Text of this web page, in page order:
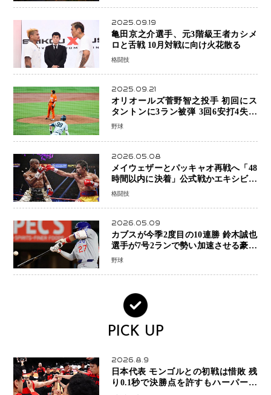
2025.09.19
亀田京之介選手、元3階級王者カシメ
格闘技
2025.09.21
オリオールズ菅野智之投手 初回にス
タントンに3ラン被弾 3回6安打4失点
で降板
野球
2026.05.08
メイウェザーとパッキャオ再戦へ「48
時間以内に決着」公式戦かエキシビシ
ョンか混迷続く
格闘技
2026.05.09
カブスが今季2度目の10連勝 鈴木誠也
選手が7号2ランで勢い加速させる豪快
アーチ
野球
PICK UP
2026.8.9
日本代表 モンゴルとの初戦は惜敗 残
り0.1秒で決勝点を許すもハーパージ